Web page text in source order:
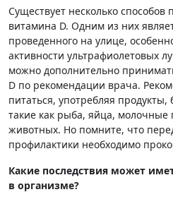
Существует несколько
витамина D. Одним из них
проведенного на улице,
активности ультрафиолетовых
можно дополнительно
D по рекомендации врача.
питаться, употребляя
такие как рыба, яйца,
животных. Но помните, что
профилактики необходимо
Какие последствия может
в организме?